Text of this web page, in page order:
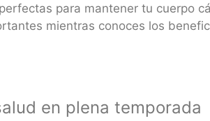
para mantener tu cuerpo
mientras conoces los
en plena temporada